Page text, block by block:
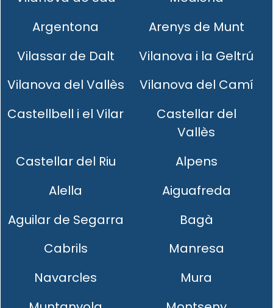
Argentona
Arenys de Munt
Vilassar de Dalt
Vilanova i la Geltrú
Vilanova del Vallès
Vilanova del Camí
Castellbell i el Vilar
Castellar del
Vallès
Castellar del Riu
Alpens
Alella
Aiguafreda
Aguilar de Segarra
Bagà
Cabrils
Manresa
Navarcles
Mura